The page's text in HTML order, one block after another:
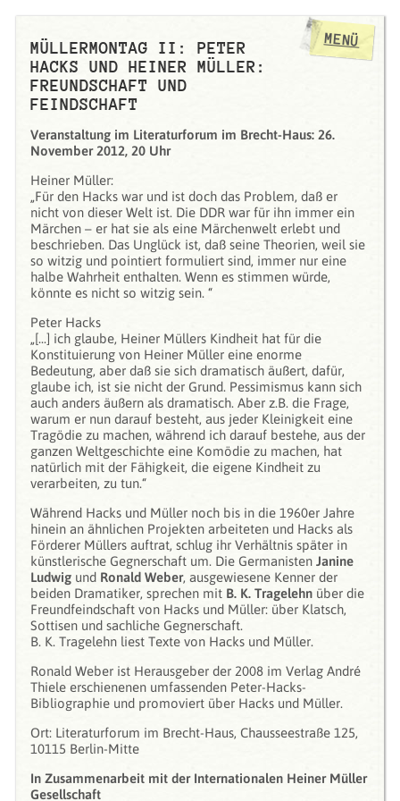
MÜLLERMONTAG II: PETER
HACKS UND HEINER MÜLLER:
FREUNDSCHAFT UND
FEINDSCHAFT
Veranstaltung im Literaturforum im Brecht-Haus: 26.
November 2012, 20 Uhr
Heiner Müller:
„Für den Hacks war und ist doch das Problem, daß er
nicht von dieser Welt ist. Die DDR war für ihn immer ein
Märchen – er hat sie als eine Märchenwelt erlebt und
beschrieben. Das Unglück ist, daß seine Theorien, weil sie
so witzig und pointiert formuliert sind, immer nur eine
halbe Wahrheit enthalten. Wenn es stimmen würde,
könnte es nicht so witzig sein. “
Peter Hacks
„[...] ich glaube, Heiner Müllers Kindheit hat für die
Konstituierung von Heiner Müller eine enorme
Bedeutung, aber daß sie sich dramatisch äußert, dafür,
glaube ich, ist sie nicht der Grund. Pessimismus kann sich
auch anders äußern als dramatisch. Aber z.B. die Frage,
warum er nun darauf besteht, aus jeder Kleinigkeit eine
Tragödie zu machen, während ich darauf bestehe, aus der
ganzen Weltgeschichte eine Komödie zu machen, hat
natürlich mit der Fähigkeit, die eigene Kindheit zu
verarbeiten, zu tun.“
Während Hacks und Müller noch bis in die 1960er Jahre
hinein an ähnlichen Projekten arbeiteten und Hacks als
Förderer Müllers auftrat, schlug ihr Verhältnis später in
künstlerische Gegnerschaft um. Die GermanistenJanine
Ludwig und Ronald Weber, ausgewiesene Kenner der
beiden Dramatiker, sprechen mit B. K. Tragelehn über die
Freundfeindschaft von Hacks und Müller: über Klatsch,
Sottisen und sachliche Gegnerschaft.
B. K. Tragelehn liest Texte von Hacks und Müller.
Ronald Weber ist Herausgeber der 2008 im Verlag André
Thiele erschienenen umfassenden Peter-Hacks-
Bibliographie und promoviert über Hacks und Müller.
Ort: Literaturforum im Brecht-Haus, Chausseestraße 125,
10115 Berlin-Mitte
In Zusammenarbeit mit der Internationalen Heiner Müller
Gesellschaft
MENÜ